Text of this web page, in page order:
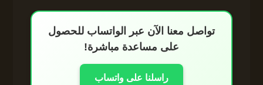
تواصل معنا الآن عبر الواتساب للحصول
على مساعدة مباشرة!
راسلنا على واتساب